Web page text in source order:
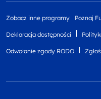
Zobacz inne programy Poznaj
Deklaracja dostępności
Odwołanie zgody RODO